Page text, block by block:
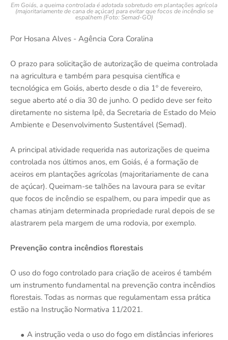
Em Goiás, a queima controlada é adotada sobretudo em plantações agrícola
(majoritariamente de cana de açúcar) para evitar que focos de incêndio se
espalhem (Foto: Semad-GO)
Por Hosana Alves - Agência Cora Coralina
O prazo para solicitação de autorização de queima controlada
na agricultura e também para pesquisa científica e
tecnológica em Goiás, aberto desde o dia 1º de fevereiro,
segue aberto até o dia 30 de junho. O pedido deve ser feito
diretamente no sistema Ipê, da Secretaria de Estado do Meio
Ambiente e Desenvolvimento Sustentável (Semad).
A principal atividade requerida nas autorizações de queima
controlada nos últimos anos, em Goiás, é a formação de
aceiros em plantações agrícolas (majoritariamente de cana
de açúcar). Queimam-se talhões na lavoura para se evitar
que focos de incêndio se espalhem, ou para impedir que as
chamas atinjam determinada propriedade rural depois de se
alastrarem pela margem de uma rodovia, por exemplo.
Prevenção contra incêndios florestais
O uso do fogo controlado para criação de aceiros é também
um instrumento fundamental na prevenção contra incêndios
florestais. Todas as normas que regulamentam essa prática
estão na Instrução Normativa 11/2021.
A instrução veda o uso do fogo em distâncias inferiores